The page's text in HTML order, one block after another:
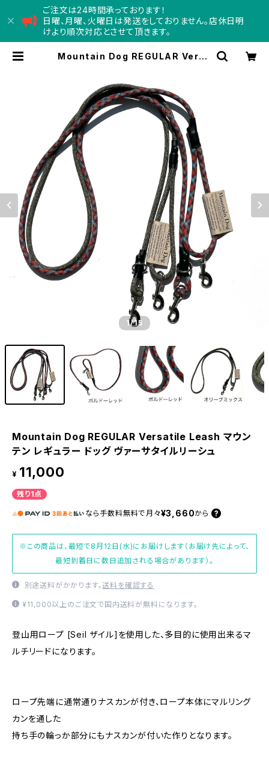
ご注文は24時間承っております！
日曜、月曜、火曜日は発送をしておりません。店休日明
けより順次対応とさせて頂きます。
Mountain Dog REGULAR Versa
cord コンコード - doggy
department store -
1/15
Mountain Dog REGULAR Versatile Leash マウン
テン レギュラー ドッグ ヴァーサタイルリーシュ
¥ 11,000
残り1点
なら 手数料無料で 月々¥3,660から
※この商品は、最短で8月12日(水)にお届けします（お届け先によって、
最短到着日に数日追加される場合があります）。
別途送料がかかります。送料を確認する
¥11,000以上のご注文で国内送料が無料になります。
登山用ロープ [Seil ザイル]を使用した、多目的に使用出来るマ
ルチリードになります。
ロープ先端に通常通りナスカンが付き、ロープ本体にマルリング
カンを通した
持ち手の輪っか部分にもナスカンが付いた作りとなります。